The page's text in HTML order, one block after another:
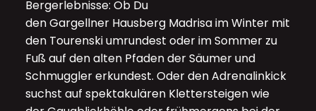
Bergerlebnisse: Ob Du
denGargellner Hausberg Madrisa im Winter mit
den Tourenskiumrundest oder im Sommer zu
Fuß auf den alten Pfaden der Säumer und
Schmuggler erkundest. Oder den Adrenalinkick
suchst auf spektakulären Klettersteigenwie